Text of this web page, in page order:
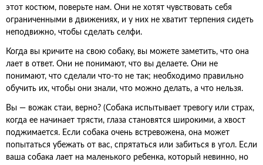
этот костюм, поверьте нам. Они не хотят чувствовать себя
ограниченными в движениях, и у них не хватит терпения сидеть
неподвижно, чтобы сделать селфи.
Когда вы кричите на свою собаку, вы можете заметить, что она
лает в ответ. Они не понимают, что вы делаете. Они не
понимают, что сделали что-то не так; необходимо правильно
обучить их, чтобы они знали, что можно делать, а что нельзя.
Вы — вожак стаи, верно? (Собака испытывает тревогу или страх,
когда ее начинает трясти, глаза становятся широкими, а хвост
поджимается. Если собака очень встревожена, она может
попытаться убежать от вас, спрятаться или забиться в угол. Если
ваша собака лает на маленького ребенка, который невинно, но